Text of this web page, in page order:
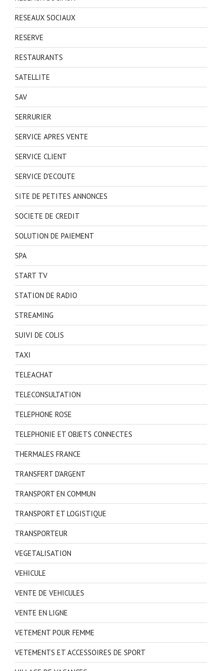
RESEAUX SOCIAUX
RESERVE
RESTAURANTS
SATELLITE
SAV
SERRURIER
SERVICE APRES VENTE
SERVICE CLIENT
SERVICE D'ECOUTE
SITE DE PETITES ANNONCES
SOCIETE DE CREDIT
SOLUTION DE PAIEMENT
SPA
START TV
STATION DE RADIO
STREAMING
SUIVI DE COLIS
TAXI
TELEACHAT
TELECONSULTATION
TELEPHONE ROSE
TELEPHONIE ET OBJETS CONNECTES
THERMALES FRANCE
TRANSFERT D'ARGENT
TRANSPORT EN COMMUN
TRANSPORT ET LOGISTIQUE
TRANSPORTEUR
VEGETALISATION
VEHICULE
VENTE DE VEHICULES
VENTE EN LIGNE
VETEMENT POUR FEMME
VETEMENTS ET ACCESSOIRES DE SPORT